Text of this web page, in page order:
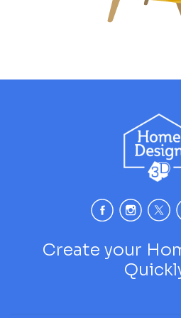
Create your